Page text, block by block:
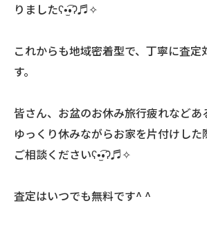
りましたʕ•̫͡•ʔ♬✧
これからも地域密着型で、丁寧に査定
す。
皆さん、お盆のお休み旅行疲れなどあ
ゆっくり休みながらお家を片付けした
ご相談くださいʕ•̫͡•ʔ♬✧
査定はいつでも無料です^ ^